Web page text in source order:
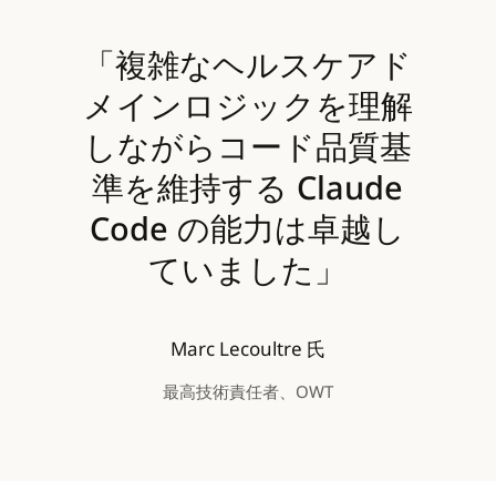
「複雑なヘルスケアド
メインロジックを理解
しながらコード品質基
準を維持する Claude
Code の能力は卓越し
ていました」
Marc Lecoultre 氏
最高技術責任者、OWT